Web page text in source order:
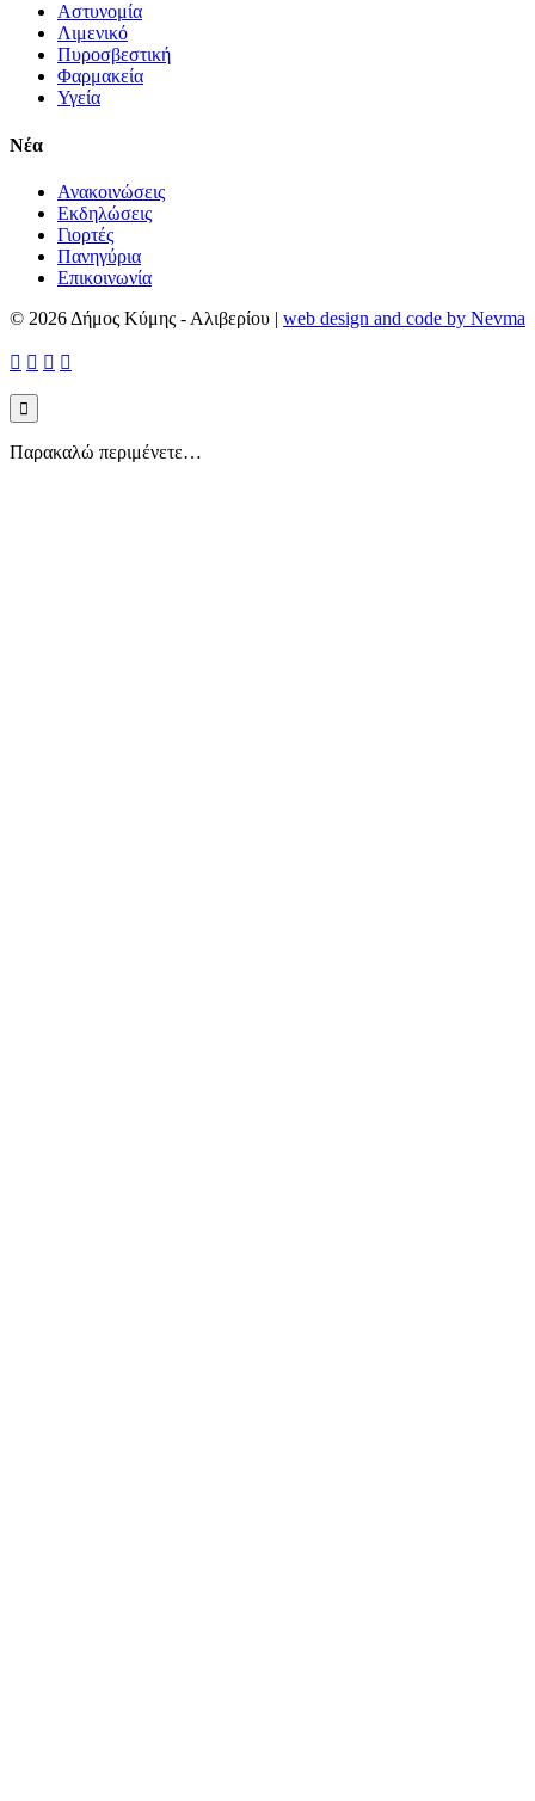
Αστυνομία
Λιμενικό
Πυροσβεστική
Φαρμακεία
Υγεία
Νέα
Ανακοινώσεις
Εκδηλώσεις
Γιορτές
Πανηγύρια
Επικοινωνία
© 2026 Δήμος Κύμης - Αλιβερίου | web design and code by Nevma
   

Παρακαλώ περιμένετε…